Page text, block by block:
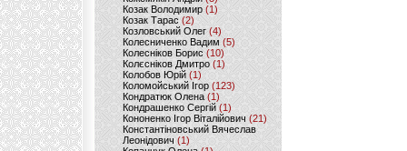
Козак Володимир (1)
Козак Тарас (2)
Козловський Олег(4)
Колесниченко Вадим (5)
Колесніков Борис (10)
Колєсніков Дмитро (1)
Колобов Юрій (1)
Коломойський Ігор (123)
Кондратюк Олена(1)
Кондрашенко Сергій (1)
Кононенко Ігор Віталійович (21)
Константіновський Вячеслав
Леонідович (1)